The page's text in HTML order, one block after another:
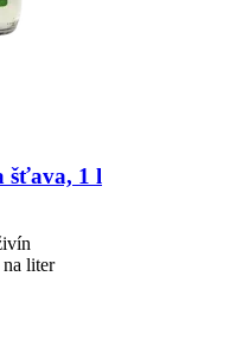
šťava, 1 l
liter